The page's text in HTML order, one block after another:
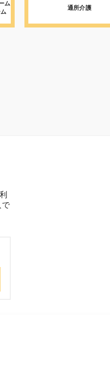
ム
通所介護
で